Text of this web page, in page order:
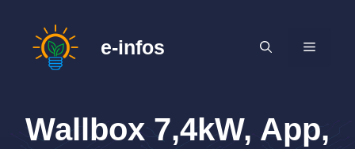
springen
e-infos MENÜ
Wallbox 7,4kW, App,